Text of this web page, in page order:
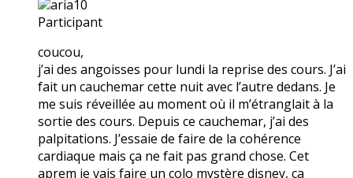
aria10
Participant
coucou,
j’ai des angoisses pour lundi la reprise des cours. J’ai
fait un cauchemar cette nuit avec l’autre dedans. Je
me suis réveillée au moment où il m’étranglait à la
sortie des cours. Depuis ce cauchemar, j’ai des
palpitations. J’essaie de faire de la cohérence
cardiaque mais ça ne fait pas grand chose. Cet
aprem je vais faire un colo mystère disney, ça